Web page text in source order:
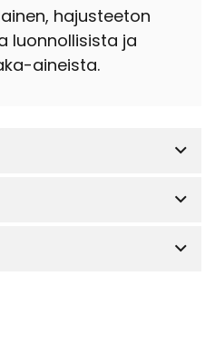
hajusteeton
luonnollisista ja
aineista.